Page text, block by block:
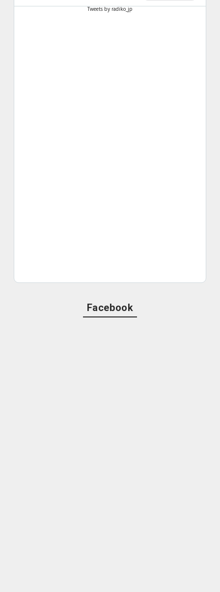
Tweets by radiko_jp
Facebook